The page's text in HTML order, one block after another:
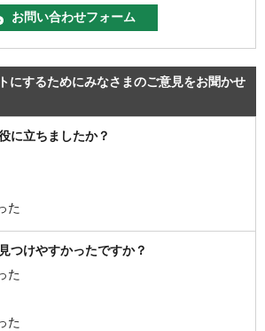
にするためにみなさまのご意見をお聞かせ
に立ちましたか？
た
つけやすかったですか？
た
た